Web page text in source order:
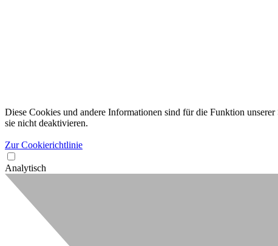
Diese Cookies und andere Informationen sind für die Funktion
sie nicht deaktivieren.
Zur Cookierichtlinie
Analytisch